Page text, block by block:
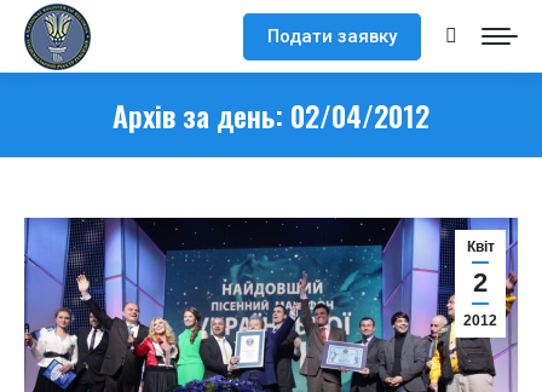
Подати заявку Search:
Архів за день: 02/04/2012
Квіт
2
2012